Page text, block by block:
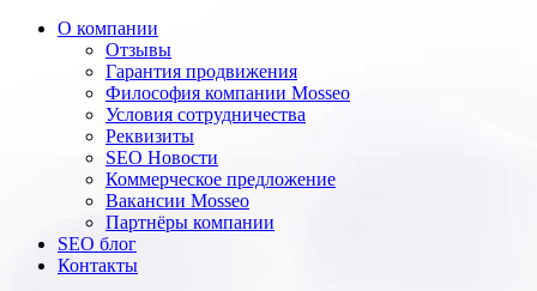
О компании
Отзывы
Гарантия продвижения
Философия компании Mosseo
Условия сотрудничества
Реквизиты
SEO Новости
Коммерческое предложение
Вакансии Mosseo
Партнёры компании
SEO блог
Контакты